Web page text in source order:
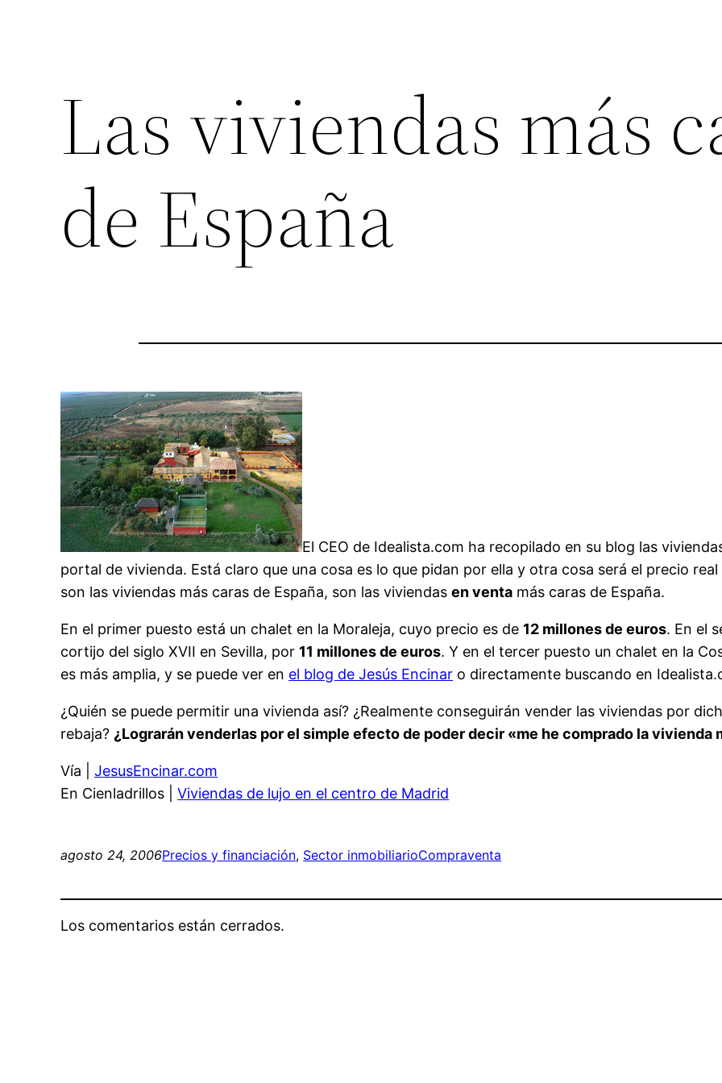
Las viviendas más
de España
El CEO de Idealista.com ha recopilado en su blog las
portal de vivienda. Está claro que una cosa es lo que pidan por ella y otra cosa será el precio
son las viviendas más caras de España, son las viviendasen venta más caras de España.
En el primer puesto está un chalet en la Moraleja, cuyo precio es de 12 millones de euros. En el
cortijo del siglo XVII en Sevilla, por 11 millones de euros. Y en el tercer puesto un chalet en la
es más amplia, y se puede ver en el blog de Jesús Encinar o directamente buscando en
¿Quién se puede permitir una vivienda así? ¿Realmente conseguirán vender las viviendas por
rebaja? ¿Lograrán venderlas por el simple efecto de poder decir «me he comprado la vivienda
Vía |JesusEncinar.com
En Cienladrillos |Viviendas de lujo en el centro de Madrid
agosto 24, 2006Precios y financiación, Sector inmobiliarioCompraventa
Los comentarios están cerrados.